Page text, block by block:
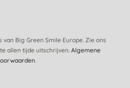
Big Green Smile Europe. Zie ons
allen tijde uitschrijven.Algemene
.